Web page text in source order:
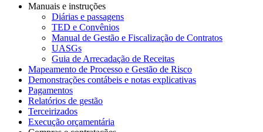
Manuais e instruções
Diárias e passagens
TED e Convênios
Manual de Gestão e Fiscalização de Contratos
UASGs
Guia de Arrecadação de Receitas
Mapeamento de Processo e Gestão de Risco
Demonstrações contábeis e notas explicativas
Pagamentos
Relatórios de gestão
Terceirizados
Execução orçamentária